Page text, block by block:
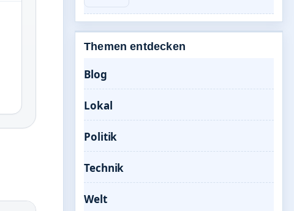
Themen entdecken
Blog
Lokal
Politik
Technik
Welt